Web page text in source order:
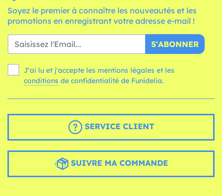
Soyez le premier à connaître les nouveautés et les
promotions en enregistrant votre adresse e-mail !
S'ABONNER
J'ai lu et j'accepte les mentions légales et les
conditions de confidentialité de Funidelia.
SERVICE CLIENT
SUIVRE MA COMMANDE